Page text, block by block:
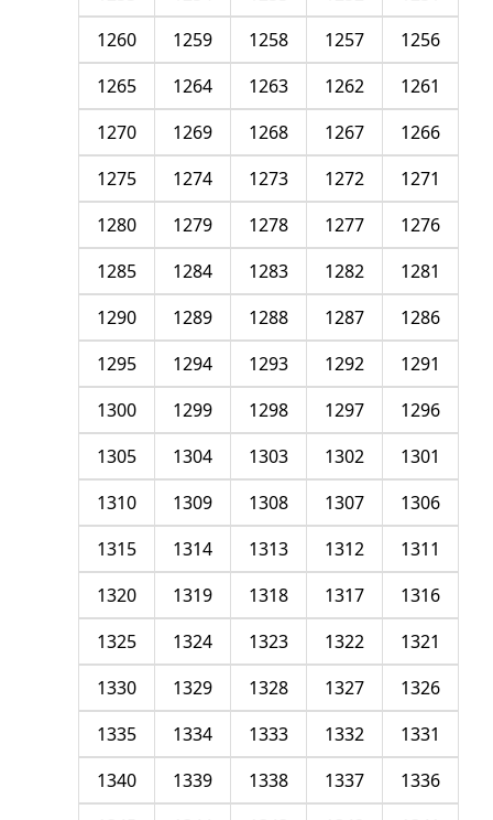
1256
1257
1258
1259
1260
1261
1262
1263
1264
1265
1266
1267
1268
1269
1270
1271
1272
1273
1274
1275
1276
1277
1278
1279
1280
1281
1282
1283
1284
1285
1286
1287
1288
1289
1290
1291
1292
1293
1294
1295
1296
1297
1298
1299
1300
1301
1302
1303
1304
1305
1306
1307
1308
1309
1310
1311
1312
1313
1314
1315
1316
1317
1318
1319
1320
1321
1322
1323
1324
1325
1326
1327
1328
1329
1330
1331
1332
1333
1334
1335
1336
1337
1338
1339
1340